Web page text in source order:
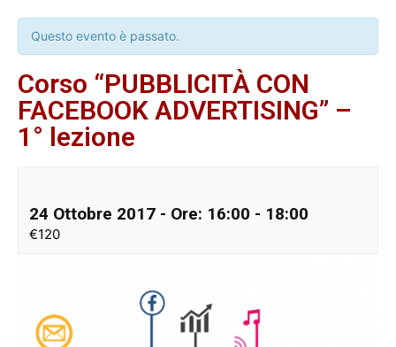
Questo evento è passato.
Corso “PUBBLICITÀ CON
FACEBOOK ADVERTISING” –
1° lezione
24 Ottobre 2017 - Ore: 16:00 - 18:00
€120